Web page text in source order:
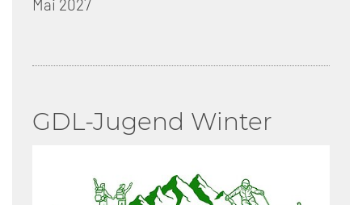
Mai 2027
GDL-Jugend Winter